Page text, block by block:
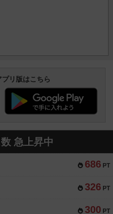
リ版はこちら
急上昇中
686 PT
326 PT
300 PT